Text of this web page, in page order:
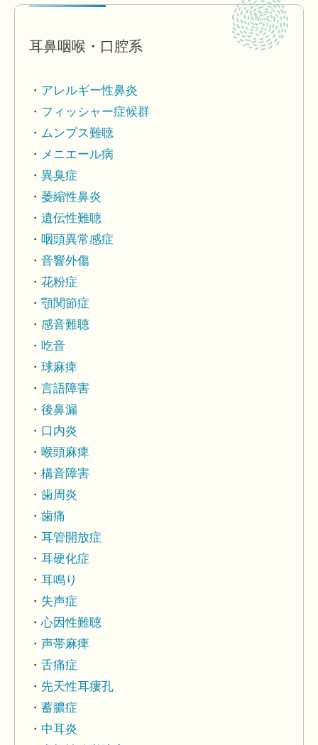
耳鼻咽喉・口腔系
アレルギー性鼻炎
フィッシャー症候群
ムンプス難聴
メニエール病
異臭症
萎縮性鼻炎
遺伝性難聴
咽頭異常感症
音響外傷
花粉症
顎関節症
感音難聴
吃音
球麻痺
言語障害
後鼻漏
口内炎
喉頭麻痺
構音障害
歯周炎
歯痛
耳管開放症
耳硬化症
耳鳴り
失声症
心因性難聴
声帯麻痺
舌痛症
先天性耳瘻孔
蓄膿症
中耳炎